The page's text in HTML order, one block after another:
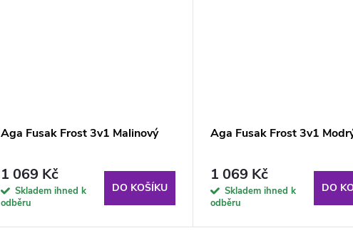
Aga Fusak Frost 3v1 Malinový
1 069 Kč
Skladem ihned k
odběru
DO KOŠÍKU
Aga Fusak Frost 3v1
1 069 Kč
Skladem ihned k
odběru
DO